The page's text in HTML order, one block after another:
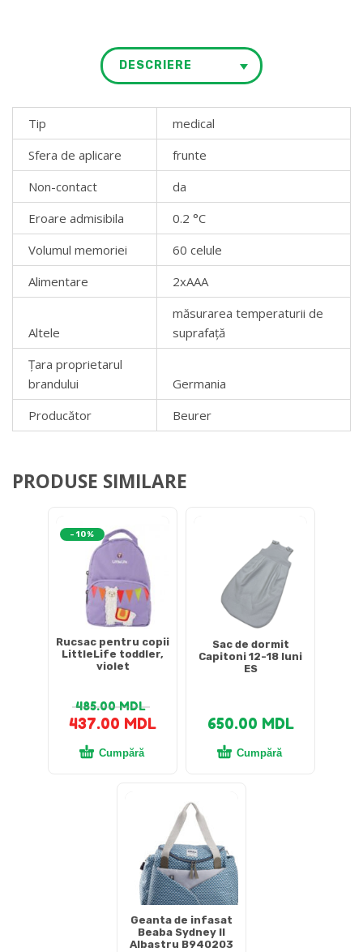
DESCRIERE
Tip
medical
Sfera de aplicare
frunte
Non-contact
da
Eroare admisibila
0.2 °C
Volumul memoriei
60 celule
Alimentare
2xAAA
Altele
măsurarea temperaturii de
suprafață
Țara proprietarul
brandului
Germania
Producător
Beurer
PRODUSE SIMILARE
-10%
Rucsac pentru copii
LittleLife toddler,
violet
485.00MDL
437.00 MDL
Cumpără
Sac de dormit
Capitoni 12-18 luni
ES
650.00 MDL
Cumpără
Geanta de infasat
Beaba Sydney II
Albastru B940203